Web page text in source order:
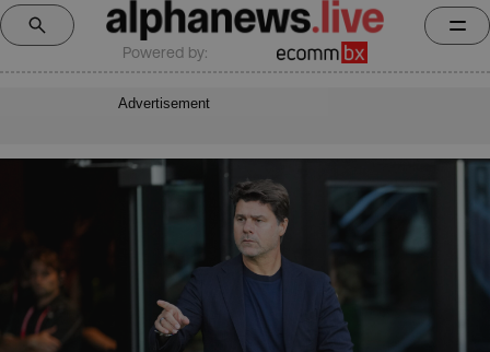
Powered by:
Advertisement